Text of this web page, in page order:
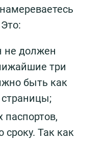
не должен
три
быть как
паспортов,
сроку. Так как